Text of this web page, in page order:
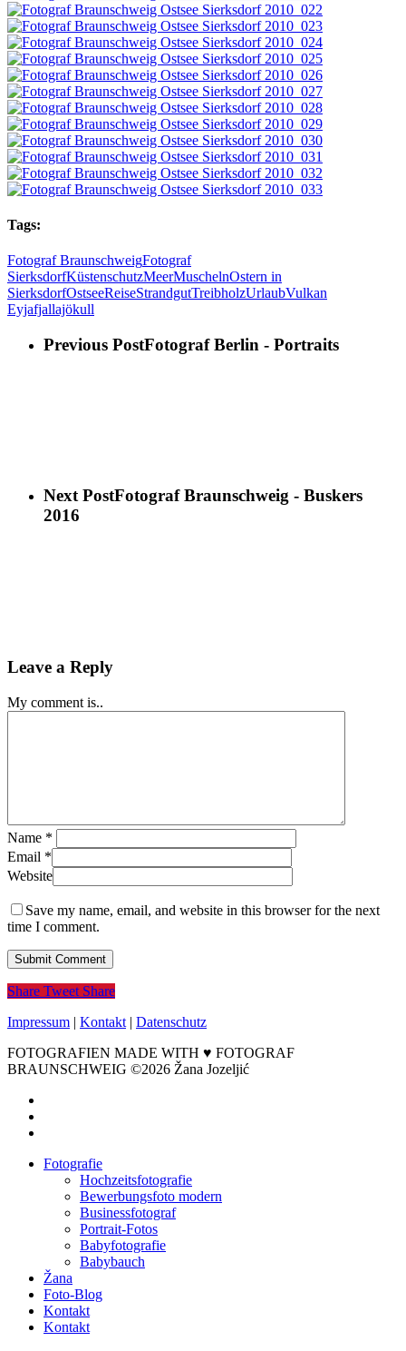
Tags:
Fotograf BraunschweigFotograf
SierksdorfKüstenschutzMeerMuschelnOstern in
SierksdorfOstseeReiseStrandgutTreibholzUrlaubVulkan
Eyjafjallajökull
Previous PostFotograf Berlin - Portraits
Next PostFotograf Braunschweig - Buskers
2016
Leave a Reply
My comment is..
Name *
Email *
Website
Save my name, email, and website in this browser for the next
time I comment.
Share Tweet Share
Impressum | Kontakt | Datenschutz
FOTOGRAFIEN MADE WITH ♥ FOTOGRAF
BRAUNSCHWEIG ©2026 Žana Jozeljić
Close
Fotografie
Hochzeitsfotografie
Bewerbungsfoto modern
Businessfotograf
Portrait-Fotos
Babyfotografie
Babybauch
Žana
Foto-Blog
Kontakt
Kontakt